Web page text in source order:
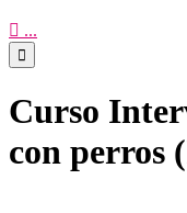
 ...

Curso
con perros